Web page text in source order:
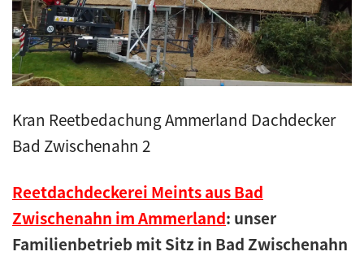
Pfannendach
Holzbau
Kontakt
Navigation schließen
Kran Reetbedachung Ammerland Dachdecker
Bad Zwischenahn 2
Reetdachdeckerei Meints aus Bad
Zwischenahn im Ammerland: unser
Familienbetrieb mit Sitz in Bad Zwischenahn